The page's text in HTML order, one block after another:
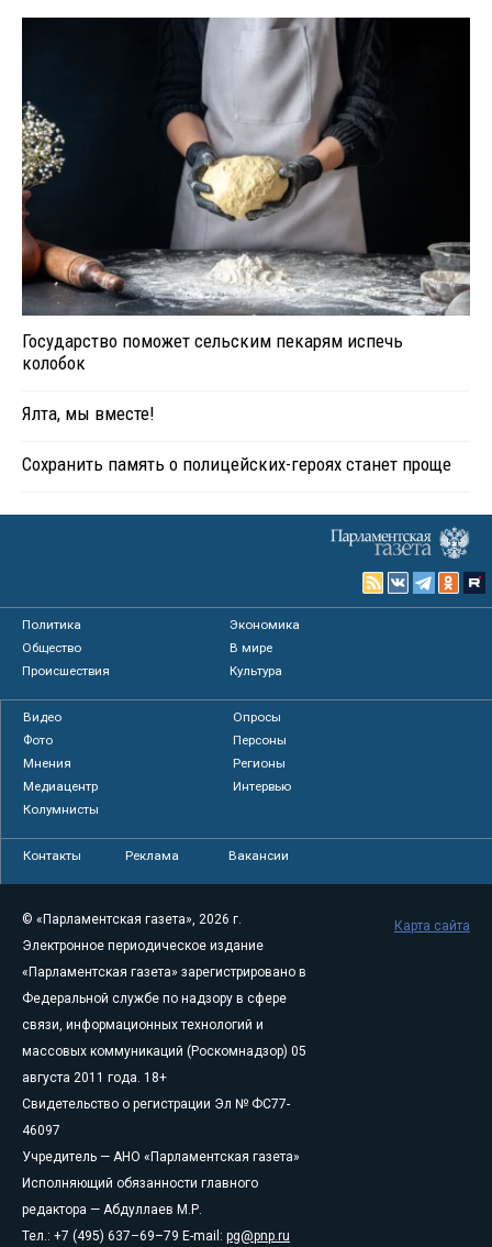
Государство поможет сельским пекарям испечь
колобок
Ялта, мы вместе!
Сохранить память о полицейских-героях станет проще
Политика
Экономика
Общество
В мире
Происшествия
Культура
Видео
Опросы
Фото
Персоны
Мнения
Регионы
Медиацентр
Интервью
Колумнисты
Контакты Реклама Вакансии
© «Парламентская газета», 2026 г.
Электронное периодическое издание
«Парламентская газета» зарегистрировано в
Федеральной службе по надзору в сфере
связи, информационных технологий и
массовых коммуникаций (Роскомнадзор) 05
августа 2011 года. 18+
Свидетельство о регистрации Эл № ФС77-
46097
Учредитель — АНО «Парламентская газета»
Исполняющий обязанности главного
редактора — Абдуллаев М.Р.
Тел.: +7 (495) 637–69–79 E-mail: pg@pnp.ru
Карта сайта